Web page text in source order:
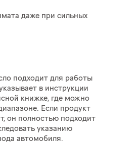
даже при сильных
подходит для работы
в инструкции
книжке, где можно
Если продукт
он полностью подходит
указанию
автомобиля.